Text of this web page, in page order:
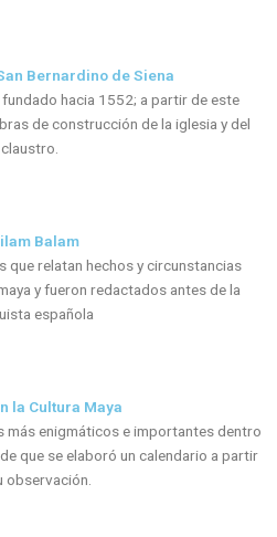
Bernardino de Siena
hacia 1552; a partir de este
de construcción de la iglesia y del
claustro.
Balam
que relatan hechos y circunstancias
y fueron redactados antes de la
española
la Cultura Maya
más enigmáticos e importantes dentro
que se elaboró un calendario a partir
observación.